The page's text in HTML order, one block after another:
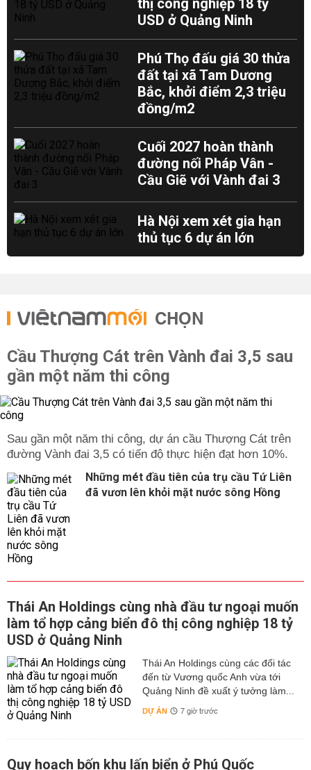
thị công nghiệp 18 tỷ
USD ở Quảng Ninh
Phú Thọ đấu giá 30 thửa
đất tại xã Tam Dương
Bắc, khởi điểm 2,3 triệu
đồng/m2
Cuối 2027 hoàn thành
đường nối Pháp Vân -
Cầu Giẽ với Vành đai 3
Hà Nội xem xét gia hạn
thủ tục 6 dự án lớn
CHỌN
Cầu Thượng Cát trên Vành đai 3,5 sau
gần một năm thi công
Sau gần một năm thi công, dự án cầu Thượng Cát trên
đường Vành đai 3,5 có tiến độ thực hiện đạt hơn 10%.
Những mét đầu tiên của trụ cầu Tứ Liên
đã vươn lên khỏi mặt nước sông Hồng
Thái An Holdings cùng nhà đầu tư ngoại muốn
làm tổ hợp cảng biển đô thị công nghiệp 18 tỷ
USD ở Quảng Ninh
Thái An Holdings cùng các đối tác
đến từ Vương quốc Anh vừa tới
Quảng Ninh đề xuất ý tưởng làm...
DỰ ÁN 7 giờ trước
Quy hoạch bốn khu lấn biển ở Phú Quốc